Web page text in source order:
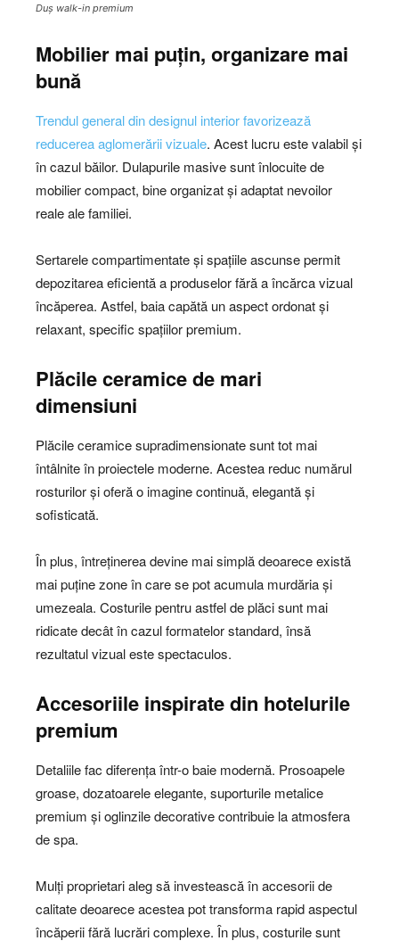
Duș walk-in premium
Mobilier mai puțin, organizare mai
bună
Trendul general din designul interior favorizează
reducerea aglomerării vizuale. Acest lucru este valabil și
în cazul băilor. Dulapurile masive sunt înlocuite de
mobilier compact, bine organizat și adaptat nevoilor
reale ale familiei.
Sertarele compartimentate și spațiile ascunse permit
depozitarea eficientă a produselor fără a încărca vizual
încăperea. Astfel, baia capătă un aspect ordonat și
relaxant, specific spațiilor premium.
Plăcile ceramice de mari
dimensiuni
Plăcile ceramice supradimensionate sunt tot mai
întâlnite în proiectele moderne. Acestea reduc numărul
rosturilor și oferă o imagine continuă, elegantă și
sofisticată.
În plus, întreținerea devine mai simplă deoarece există
mai puține zone în care se pot acumula murdăria și
umezeala. Costurile pentru astfel de plăci sunt mai
ridicate decât în cazul formatelor standard, însă
rezultatul vizual este spectaculos.
Accesoriile inspirate din hotelurile
premium
Detaliile fac diferența într-o baie modernă. Prosoapele
groase, dozatoarele elegante, suporturile metalice
premium și oglinzile decorative contribuie la atmosfera
de spa.
Mulți proprietari aleg să investească în accesorii de
calitate deoarece acestea pot transforma rapid aspectul
încăperii fără lucrări complexe. În plus, costurile sunt